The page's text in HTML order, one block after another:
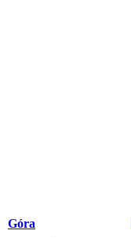
Góra